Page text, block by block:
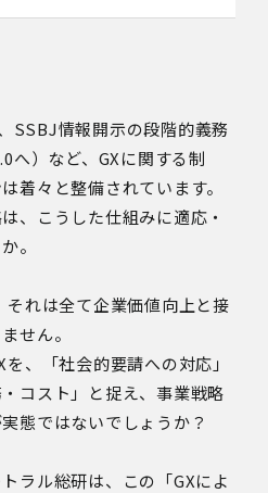
SSBJ情報開示の段階的義務
へ）など、GXに関する制
着々と整備されています。
、こうした仕組みに適応・
。
それは全て企業価値向上と接
せん。
、「社会的要請への対応」
コスト」と捉え、事業戦略
態ではないでしょうか？
ラル総研は、この「GXによ